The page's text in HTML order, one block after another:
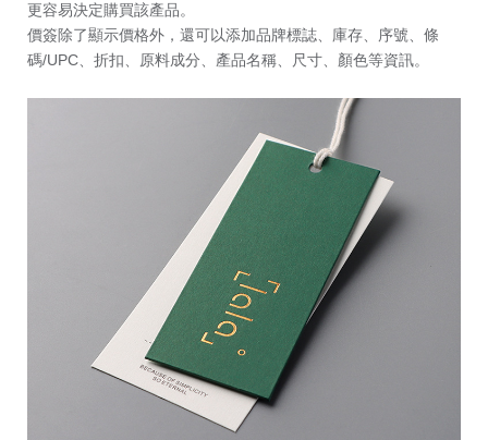
更容易決定購買該產品。
價簽除了顯示價格外，還可以添加品牌標誌、庫存、序號、條
碼/UPC、折扣、原料成分、產品名稱、尺寸、顏色等資訊。